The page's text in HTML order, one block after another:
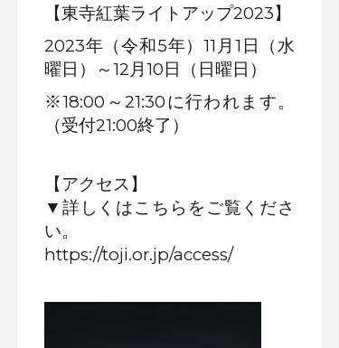
【東寺紅葉ライトアップ2023】
2023年（令和5年）11月1日（水
曜日）～12月10日（日曜日）
※18:00～21:30に行われます。
（受付21:00終了）
【アクセス】
▼詳しくはこちらをご覧くださ
い。
https://toji.or.jp/access/